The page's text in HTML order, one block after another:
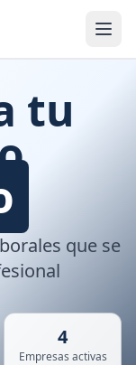
tu
que se
4
Empresas activas